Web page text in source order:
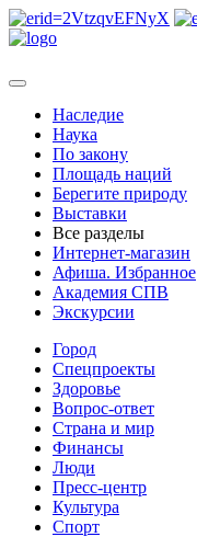
Наследие
Наука
По закону
Площадь наций
Берегите природу
Выставки
Все разделы
Интернет-магазин
Афиша. Избранное
Академия СПВ
Экскурсии
Город
Спецпроекты
Здоровье
Вопрос-ответ
Страна и мир
Финансы
Люди
Пресс-центр
Культура
Спорт